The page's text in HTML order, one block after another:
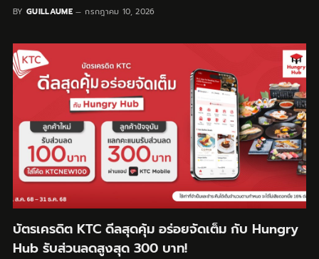
BY GUILLAUME กรกฎาคม 10, 2026
บัตรเครดิต KTC ดีลสุดคุ้ม อร่อยจัดเต็ม กับ Hungry
Hub รับส่วนลดสูงสุด 300 บาท!